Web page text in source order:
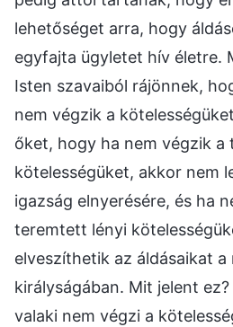
lehetőséget arra, hogy
egyfajta ügyletet hív életre.
Isten szavaiból rájönnek,
nem végzik a
őket, hogy ha nem végzik a
kötelességüket, akkor nem
igazság elnyerésére, és ha
teremtett lényi
elveszíthetik az áldásaikat a
királyságában. Mit jelent
valaki nem végzi a